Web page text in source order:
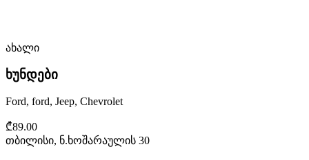
ახალი
ხუნდები
Ford, ford, Jeep, Chevrolet
₾89.00
თბილისი, ნ.ხოშარაულის 30